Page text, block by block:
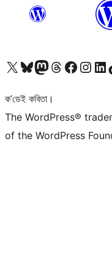
আমাৰ X (আগৰ Twitter) একাউণ্টলৈ যাওকআমাৰ Bluesky একাউণ্টলৈ যাওকআমাৰ Mastodon একাউণ্টলৈ যাওকআমাৰ Threads একাউণ্টলৈ যাওকআমাৰ Facebook পৃষ্ঠালৈ যাওকআমাৰ Instagram একাউণ্টলৈ যাওক
আমাৰ LinkedIn
ক’ডেই কবিতা।
The WordPress®
of the WordPress